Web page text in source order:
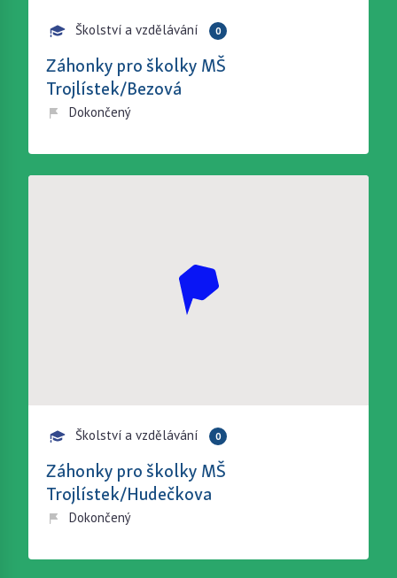
Školství a vzdělávání 0
Záhonky pro školky MŠ
Trojlístek/Bezová
Dokončený
Školství a vzdělávání 0
Záhonky pro školky MŠ
Trojlístek/Hudečkova
Dokončený